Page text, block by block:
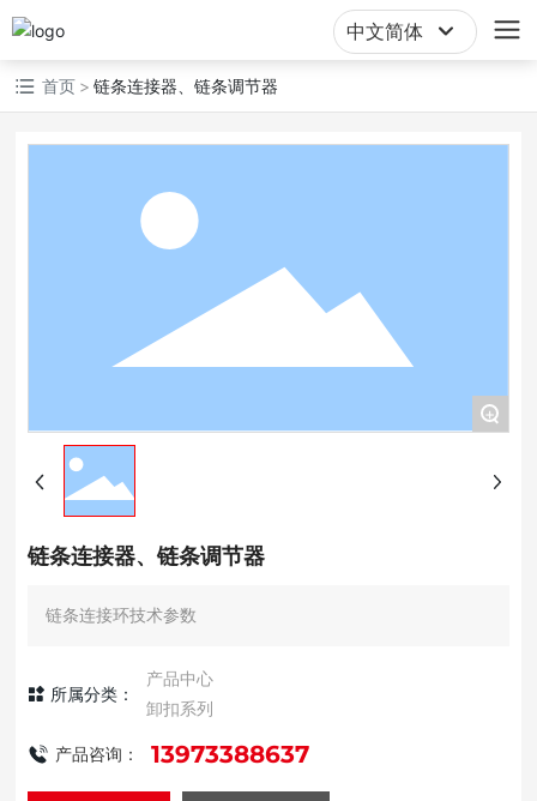
中文简体
中文简体
首页 链条连接器、链条调节器
+
链条连接器、链条调节器
链条连接环技术参数
所属分类：
产品中心
卸扣系列
产品咨询： 13973388637